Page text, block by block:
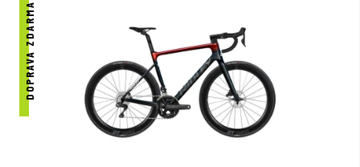
DOPRAVA ZDARMA